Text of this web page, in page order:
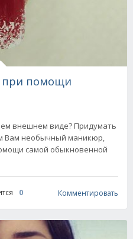
помощи
внешнем виде? Придумать
Вам необычный маникюр,
самой обыкновенной
0 Комментировать